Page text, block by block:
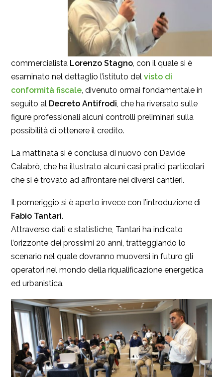
commercialista Lorenzo Stagno, con il quale si è
esaminato nel dettaglio l’istituto del visto di
conformità fiscale, divenuto ormai fondamentale in
seguito al Decreto Antifrodi, che ha riversato sulle
figure professionali alcuni controlli preliminari sulla
possibilità di ottenere il credito.
La mattinata si è conclusa di nuovo con Davide
Calabrò, che ha illustrato alcuni casi pratici particolari
che si è trovato ad affrontare nei diversi cantieri.
Il pomeriggio si è aperto invece con l’introduzione di
Fabio Tantari.
Attraverso dati e statistiche, Tantari ha indicato
l’orizzonte dei prossimi 20 anni, tratteggiando lo
scenario nel quale dovranno muoversi in futuro gli
operatori nel mondo della riqualificazione energetica
ed urbanistica.